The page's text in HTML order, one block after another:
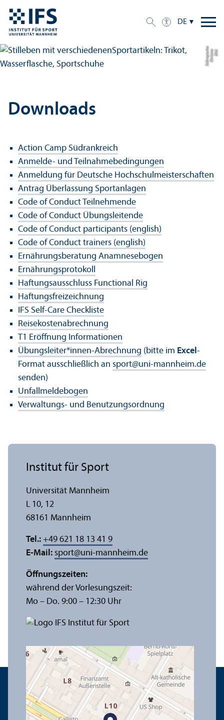
DE
Bil
d:
C
h
ri
s
t
o
s
Si
di
r
o
p
o
ul
o
s
Downloads
Action Camp Südrankreich
Anmelde- und Teilnahmebedingungen
Anmeldung für Deutsche Hochschul­meisterschaften
Antrag Über­lassung Sportanlagen
Code of Conduct Teilnehmende
Code of Conduct Übungs­leitende
Code of Conduct participants (english)
Code of Conduct trainers (english)
Ernährungs­beratung Anamnesebogen
Ernährungs­protokoll
Haftungs­ausschluss Functional Rig
Haftungs­freizeichnung
IFS Self-Care Checkliste
Reisekostenabrechnung
T1 Eröffnung Informationen
Übungs­leiter*innen-Abrechnung (bitte im Excel -
Format ausschließlich an sport@uni-mannheim.de
senden)
Unfallmeldebogen
Verwaltungs- und Benutzungs­ordnung
Institut für Sport
Universität Mannheim
L 10, 12
68161 Mannheim
Tel.: +49 621 18 13 41 9
E-Mail: sport@uni-mannheim.de
Öffnungs­zeiten:
während der Vorlesungs­zeit:
Mo – Do. 9:00 – 12:30 Uhr